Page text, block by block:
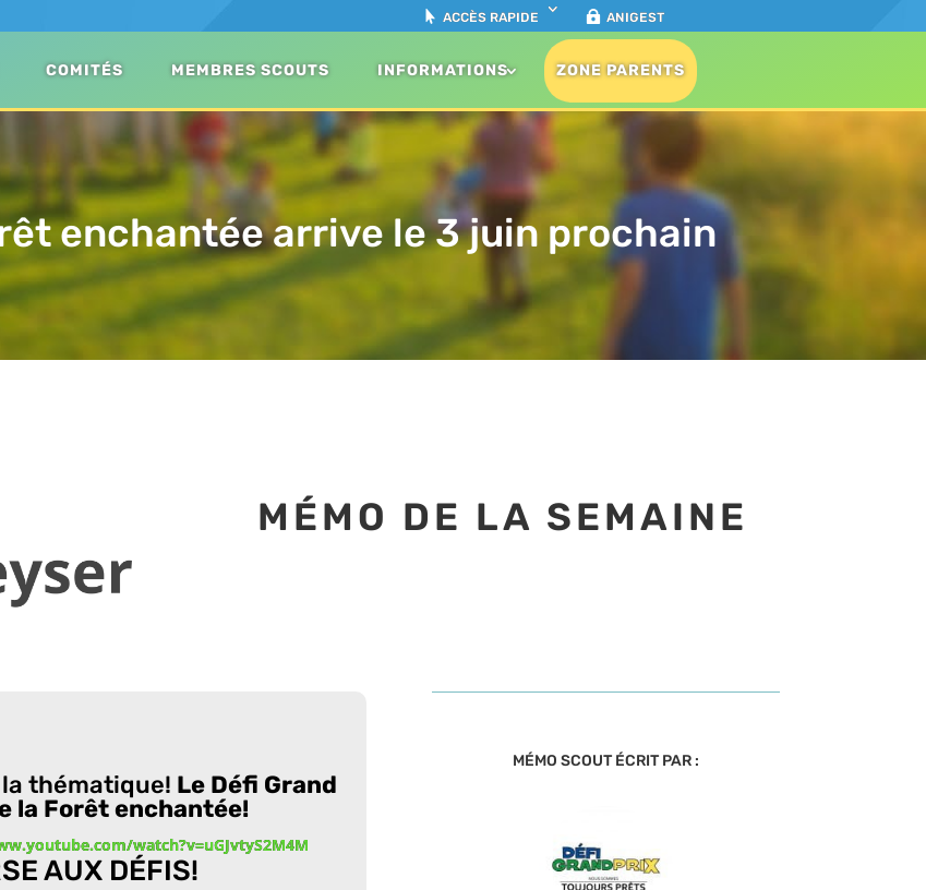
ACCÈS RAPIDE ANIGEST
COMITÉS MEMBRES SCOUTS INFORMATIONS ZONE PARENTS
enchantée arrive le 3 juin prochain
MÉMO DE LA SEMAINE
la thématique! Le Défi Grand
la Forêt enchantée!
watch?v=uGJvtyS2M4M
AUX DÉFIS!
MÉMO SCOUT ÉCRIT PAR :